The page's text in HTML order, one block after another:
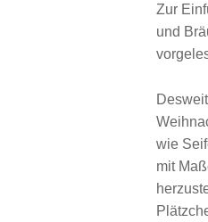
Zur
und
wie
mit